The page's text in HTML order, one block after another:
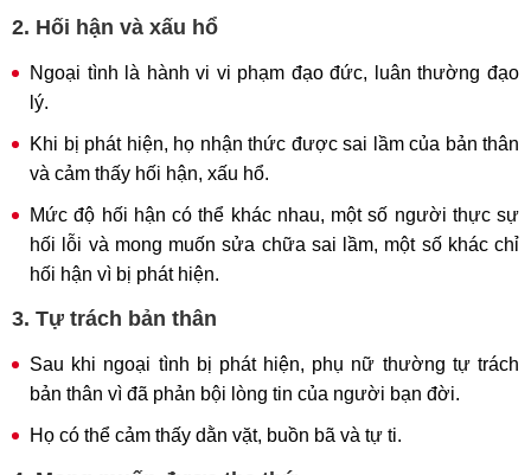
2. Hối hận và xấu hổ
Ngoại tình là hành vi vi phạm đạo đức, luân thường đạo
lý.
Khi bị phát hiện, họ nhận thức được sai lầm của bản thân
và cảm thấy hối hận, xấu hổ.
Mức độ hối hận có thể khác nhau, một số người thực sự
hối lỗi và mong muốn sửa chữa sai lầm, một số khác chỉ
hối hận vì bị phát hiện.
3. Tự trách bản thân
Sau khi ngoại tình bị phát hiện, phụ nữ thường tự trách
bản thân vì đã phản bội lòng tin của người bạn đời.
Họ có thể cảm thấy dằn vặt, buồn bã và tự ti.